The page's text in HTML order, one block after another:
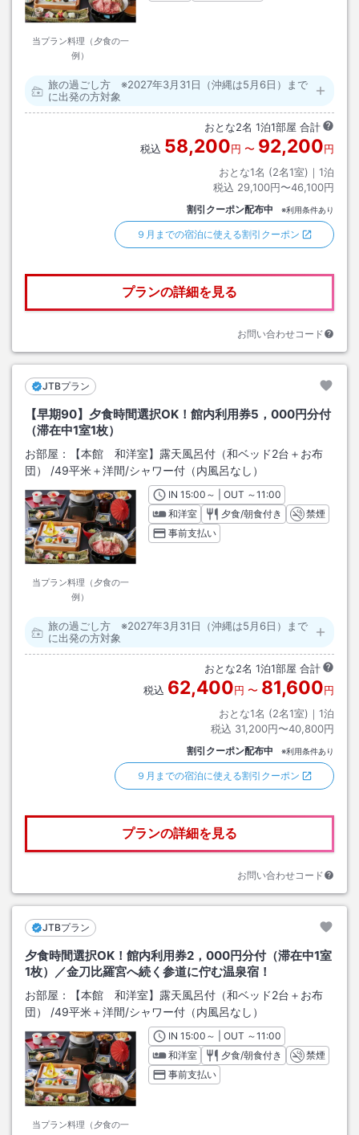
当プラン料理（夕食の一
例）
旅の過ごし方 ※2027年3月31日（沖縄は5月6日）まで
に出発の方対象
おとな2名 1泊1部屋 合計
税込 58,200円 〜 92,200円
おとな1名 (2名1室)｜ 1泊
税込 29,100円〜46,100円
割引クーポン配布中 ※利用条件あり
９月までの宿泊に使える割引クーポン
プランの詳細を見る
お問い合わせコード
JTBプラン
【早期90】夕食時間選択OK！館内利用券5，000円分付
（滞在中1室1枚）
お部屋：
【本館 和洋室】露天風呂付（和ベッド2台＋お布
団）
/49平米＋洋間/シャワー付（内風呂なし）
当プラン料理（夕食の一
例）
INチェックイン
15:00 ～ | OUT チェックアウト
～11:00
和洋室
夕食/朝食付き
禁煙
事前支払い
旅の過ごし方 ※2027年3月31日（沖縄は5月6日）まで
に出発の方対象
おとな2名 1泊1部屋 合計
税込 62,400円 〜 81,600円
おとな1名 (2名1室)｜ 1泊
税込 31,200円〜40,800円
割引クーポン配布中 ※利用条件あり
９月までの宿泊に使える割引クーポン
プランの詳細を見る
お問い合わせコード
JTBプラン
夕食時間選択OK！館内利用券2，000円分付（滞在中1室
1枚）／金刀比羅宮へ続く参道に佇む温泉宿！
お部屋：
【本館 和洋室】露天風呂付（和ベッド2台＋お布
団）
/49平米＋洋間/シャワー付（内風呂なし）
当プラン料理（夕食の一
INチェックイン
15:00 ～ | OUT チェックアウト
～11:00
和洋室
夕食/朝食付き
禁煙
事前支払い